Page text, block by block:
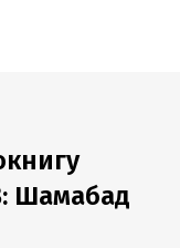
Шамабад